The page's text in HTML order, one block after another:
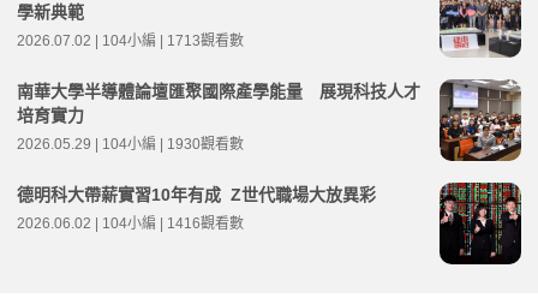
學新典範
2026.07.02 | 104小編 | 1713觀看數
南華大學半導體論壇匯聚國際產學能量 展現科技人才
培育實力
2026.05.29 | 104小編 | 1930觀看數
德明科大帶薪實習10年有成 Z世代職場大放異彩
2026.06.02 | 104小編 | 1416觀看數